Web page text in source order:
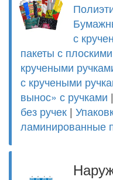
с
пакеты с
кручеными
с кручеными
вынос» с ручками |
без ручек |
ламинированные